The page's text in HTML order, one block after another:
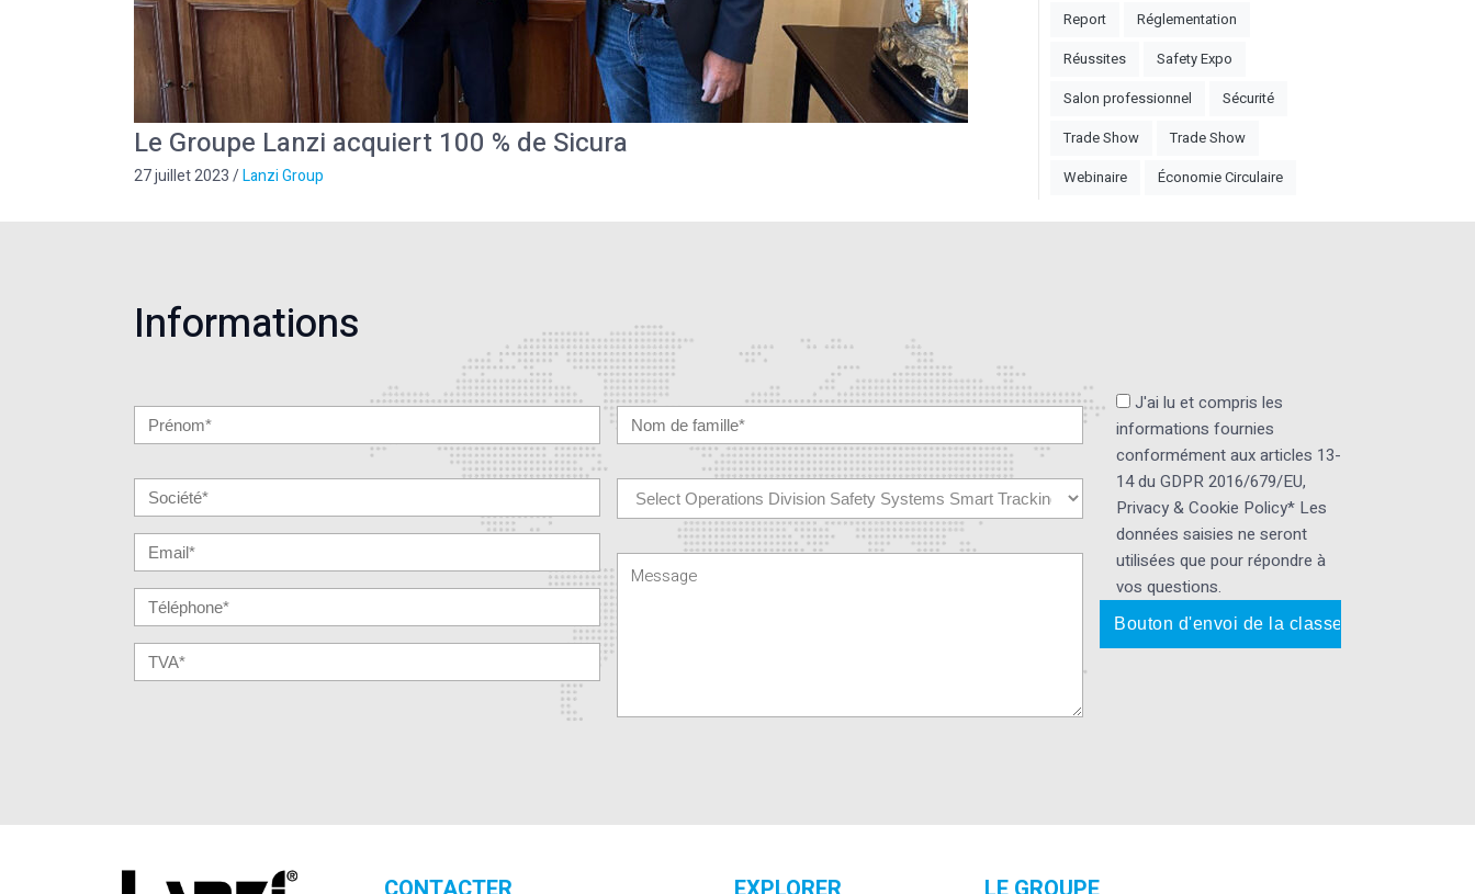
Le Groupe Lanzi acquiert 100 % de Sicura
27 juillet 2023/Lanzi Group
Report
Réglementation
Réussites
Safety Expo
Salon professionnel
Sécurité
Trade Show
Trade Show
Webinaire
Économie Circulaire
Informations
J'ai lu et compris les
informations fournies
conformément aux articles 13-
14 du GDPR 2016/679/EU,
Privacy & Cookie Policy* Les
données saisies ne seront
utilisées que pour répondre à
vos questions.